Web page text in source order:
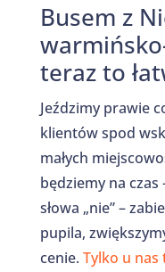
Busem z
teraz to
Jeździmy prawie
klientów spod
małych
będziemy na czas
słowa „nie” –
pupila,
cenie. Tylko u nas